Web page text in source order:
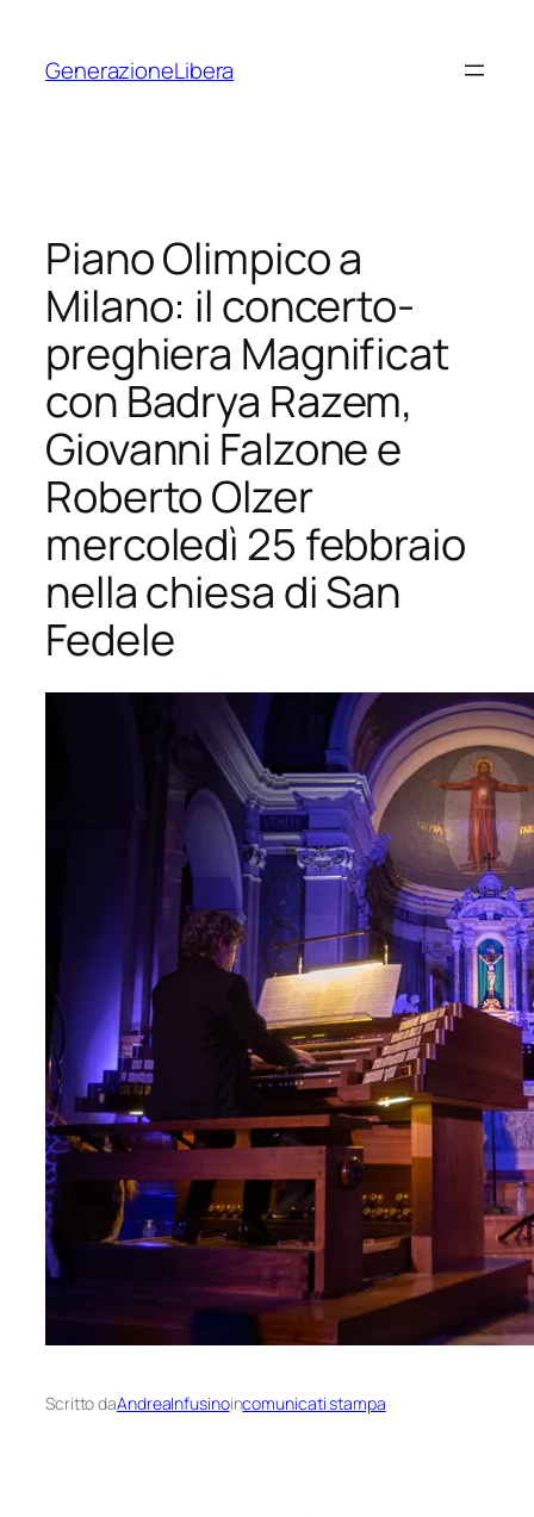
contenuto
GenerazioneLibera
Piano Olimpico a
Milano: il concerto-
preghiera Magnificat
con Badrya Razem,
Giovanni Falzone e
Roberto Olzer
mercoledì 25 febbraio
nella chiesa di San
Fedele
Scritto daAndreaInfusinoincomunicati stampa